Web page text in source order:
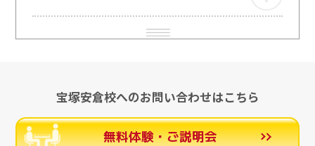
宝塚安倉校へのお問い合わせはこちら
無料体験・ご説明会